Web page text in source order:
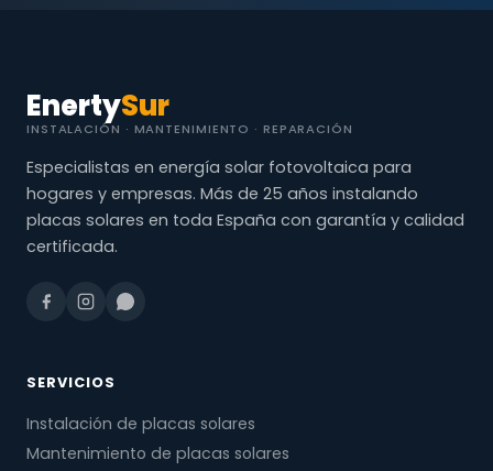
EnertySur
INSTALACIÓN · MANTENIMIENTO · REPARACIÓN
Especialistas en energía solar fotovoltaica para
hogares y empresas. Más de 25 años instalando
placas solares en toda España con garantía y calidad
certificada.
SERVICIOS
Instalación de placas solares
Mantenimiento de placas solares